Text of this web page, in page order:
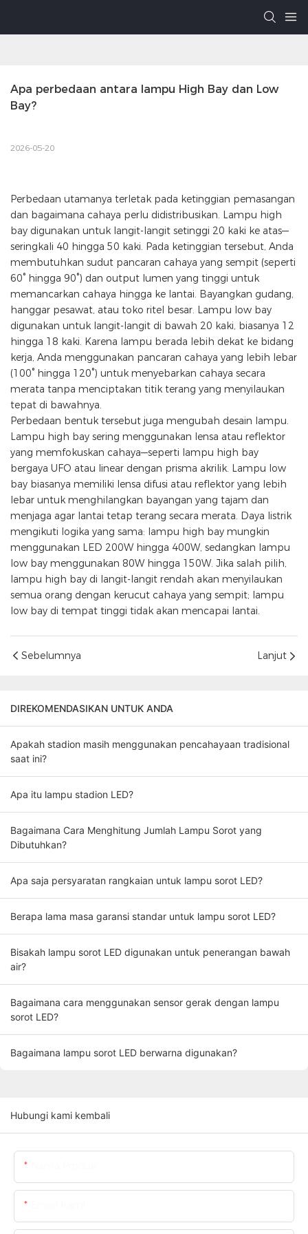
Apa perbedaan antara lampu High Bay dan Low
Bay?
2026-05-20
Perbedaan utamanya terletak pada ketinggian pemasangan
dan bagaimana cahaya perlu didistribusikan. Lampu high
bay digunakan untuk langit-langit setinggi 20 kaki ke atas—
seringkali 40 hingga 50 kaki. Pada ketinggian tersebut, Anda
membutuhkan sudut pancaran cahaya yang sempit (seperti
60° hingga 90°) dan output lumen yang tinggi untuk
memancarkan cahaya hingga ke lantai. Bayangkan gudang,
hanggar pesawat, atau toko ritel besar. Lampu low bay
digunakan untuk langit-langit di bawah 20 kaki, biasanya 12
hingga 18 kaki. Karena lampu berada lebih dekat ke bidang
kerja, Anda menggunakan pancaran cahaya yang lebih lebar
(100° hingga 120°) untuk menyebarkan cahaya secara
merata tanpa menciptakan titik terang yang menyilaukan
tepat di bawahnya.
Perbedaan bentuk tersebut juga mengubah desain lampu.
Lampu high bay sering menggunakan lensa atau reflektor
yang memfokuskan cahaya—seperti lampu high bay
bergaya UFO atau linear dengan prisma akrilik. Lampu low
bay biasanya memiliki lensa difusi atau reflektor yang lebih
lebar untuk menghilangkan bayangan yang tajam dan
menjaga agar lantai tetap terang secara merata. Daya listrik
mengikuti logika yang sama: lampu high bay mungkin
menggunakan LED 200W hingga 400W, sedangkan lampu
low bay menggunakan 80W hingga 150W. Jika salah pilih,
lampu high bay di langit-langit rendah akan menyilaukan
semua orang dengan kerucut cahaya yang sempit; lampu
low bay di tempat tinggi tidak akan mencapai lantai.
Sebelumnya Lanjut
DIREKOMENDASIKAN UNTUK ANDA
Apakah stadion masih menggunakan pencahayaan tradisional
saat ini?
Apa itu lampu stadion LED?
Bagaimana Cara Menghitung Jumlah Lampu Sorot yang
Dibutuhkan?
Apa saja persyaratan rangkaian untuk lampu sorot LED?
Berapa lama masa garansi standar untuk lampu sorot LED?
Bisakah lampu sorot LED digunakan untuk penerangan bawah
air?
Bagaimana cara menggunakan sensor gerak dengan lampu
sorot LED?
Bagaimana lampu sorot LED berwarna digunakan?
Hubungi kami kembali